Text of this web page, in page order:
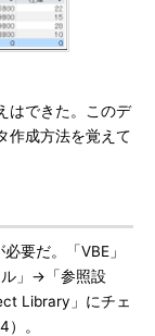
はできた。このデ
作成方法を覚えて
要だ。「VBE」
ル」→「参照設
Library」にチェ
。